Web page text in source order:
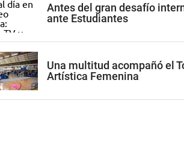
Antes del gran desafío
ante Estudiantes
Una multitud acompañó el
Artística Femenina